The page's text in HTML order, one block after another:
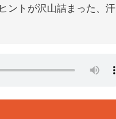
ントが沢山詰まった、汗